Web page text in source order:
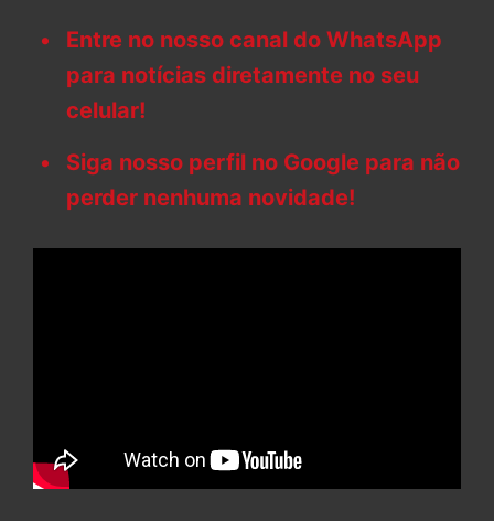
Entre no nosso canal do WhatsApp
para notícias diretamente no seu
celular!
Siga nosso perfil no Google para não
perder nenhuma novidade!